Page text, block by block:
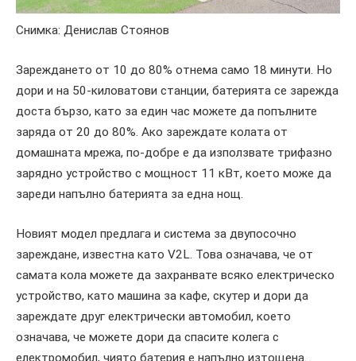
Снимка: Денислав Стоянов
Зареждането от 10 до 80% отнема само 18 минути. Но
дори и на 50-киловатови станции, батерията се зарежда
доста бързо, като за един час можете да попълните
заряда от 20 до 80%. Ако зареждате колата от
домашната мрежа, по-добре е да използвате трифазно
зарядно устройство с мощност 11 кВт, което може да
зареди напълно батерията за една нощ.
Новият модел предлага и система за двупосочно
зареждане, известна като V2L. Това означава, че от
самата кола можете да захранвате всяко електрическо
устройство, като машина за кафе, скутер и дори да
зареждате друг електрически автомобил, което
означава, че можете дори да спасите колега с
електромобил, чиято батерия е напълно изтощена.